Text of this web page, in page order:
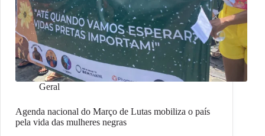
Geral
Agenda nacional do Março de Lutas mobiliza o país
pela vida das mulheres negras